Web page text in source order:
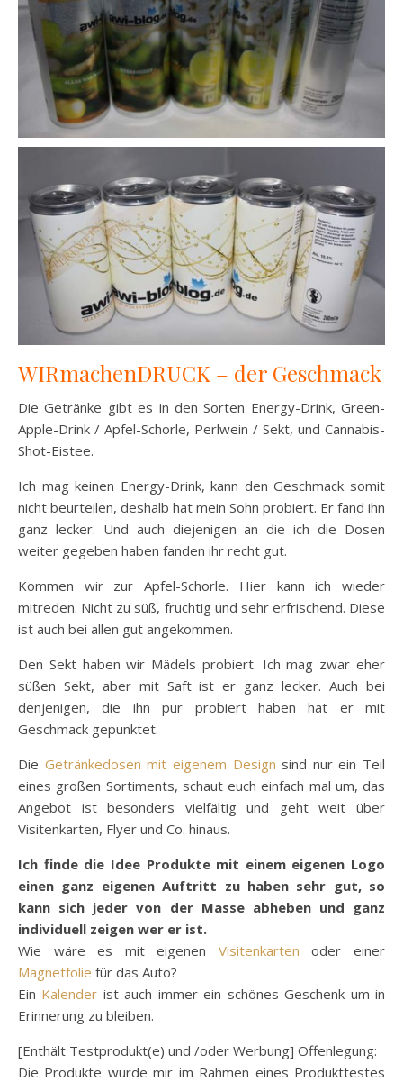
WIRmachenDRUCK – der Geschmack
Die Getränke gibt es in den Sorten Energy-Drink, Green-
Apple-Drink / Apfel-Schorle, Perlwein / Sekt, und Cannabis-
Shot-Eistee.
Ich mag keinen Energy-Drink, kann den Geschmack somit
nicht beurteilen, deshalb hat mein Sohn probiert. Er fand ihn
ganz lecker. Und auch diejenigen an die ich die Dosen
weiter gegeben haben fanden ihr recht gut.
Kommen wir zur Apfel-Schorle. Hier kann ich wieder
mitreden. Nicht zu süß, fruchtig und sehr erfrischend. Diese
ist auch bei allen gut angekommen.
Den Sekt haben wir Mädels probiert. Ich mag zwar eher
süßen Sekt, aber mit Saft ist er ganz lecker. Auch bei
denjenigen, die ihn pur probiert haben hat er mit
Geschmack gepunktet.
Die Getränkedosen mit eigenem Design sind nur ein Teil
eines großen Sortiments, schaut euch einfach mal um, das
Angebot ist besonders vielfältig und geht weit über
Visitenkarten, Flyer und Co. hinaus.
Ich finde die Idee Produkte mit einem eigenen Logo
einen ganz eigenen Auftritt zu haben sehr gut, so
kann sich jeder von der Masse abheben und ganz
individuell zeigen wer er ist.
Wie wäre es mit eigenen Visitenkarten oder einer
Magnetfolie für das Auto?
Ein Kalender ist auch immer ein schönes Geschenk um in
Erinnerung zu bleiben.
[Enthält Testprodukt(e) und /oder Werbung] Offenlegung:
Die Produkte wurde mir im Rahmen eines Produkttestes